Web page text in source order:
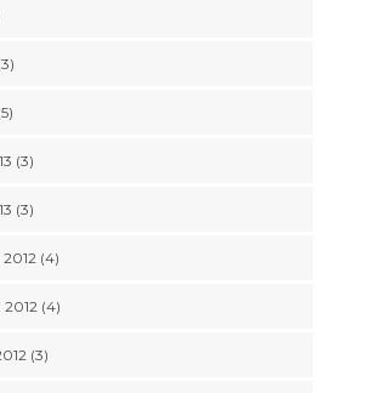
(3)
(3)
(4)
2012(4)
(3)